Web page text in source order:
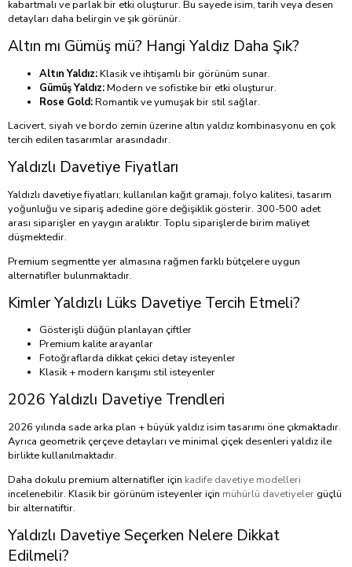
kabartmalı ve parlak bir etki oluşturur. Bu sayede isim, tarih veya desen
detayları daha belirgin ve şık görünür.
Altın mı Gümüş mü? Hangi Yaldız Daha Şık?
Altın Yaldız:Klasik ve ihtişamlı bir görünüm sunar.
Gümüş Yaldız:Modern ve sofistike bir etki oluşturur.
Rose Gold:Romantik ve yumuşak bir stil sağlar.
Lacivert, siyah ve bordo zemin üzerine altın yaldız kombinasyonu en çok
tercih edilen tasarımlar arasındadır.
Yaldızlı Davetiye Fiyatları
Yaldızlı davetiye fiyatları; kullanılan kağıt gramajı, folyo kalitesi, tasarım
yoğunluğu ve sipariş adedine göre değişiklik gösterir. 300-500 adet
arası siparişler en yaygın aralıktır. Toplu siparişlerde birim maliyet
düşmektedir.
Premium segmentte yer almasına rağmen farklı bütçelere uygun
alternatifler bulunmaktadır.
Kimler Yaldızlı Lüks Davetiye Tercih Etmeli?
Gösterişli düğün planlayan çiftler
Premium kalite arayanlar
Fotoğraflarda dikkat çekici detay isteyenler
Klasik + modern karışımı stil isteyenler
2026 Yaldızlı Davetiye Trendleri
2026 yılında sade arka plan + büyük yaldız isim tasarımı öne çıkmaktadır.
Ayrıca geometrik çerçeve detayları ve minimal çiçek desenleri yaldız ile
birlikte kullanılmaktadır.
Daha dokulu premium alternatifler için kadife davetiye modelleri
incelenebilir. Klasik bir görünüm isteyenler için mühürlü davetiyeler güçlü
bir alternatiftir.
Yaldızlı Davetiye Seçerken Nelere Dikkat
Edilmeli?